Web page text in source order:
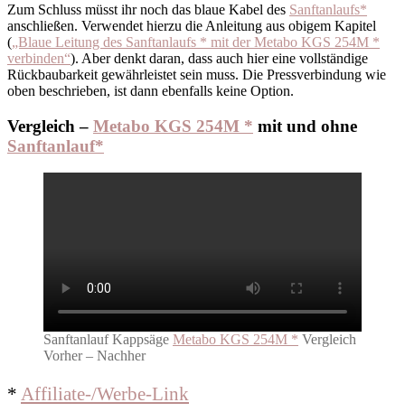
Zum Schluss müsst ihr noch das blaue Kabel des Sanftanlaufs*
anschließen. Verwendet hierzu die Anleitung aus obigem Kapitel
(„Blaue Leitung des Sanftanlaufs * mit der Metabo KGS 254M *
verbinden“). Aber denkt daran, dass auch hier eine vollständige
Rückbaubarkeit gewährleistet sein muss. Die Pressverbindung wie
oben beschrieben, ist dann ebenfalls keine Option.
Vergleich – Metabo KGS 254M * mit und ohne
Sanftanlauf*
Sanftanlauf Kappsäge Metabo KGS 254M * Vergleich
Vorher – Nachher
* Affiliate-/Werbe-Link